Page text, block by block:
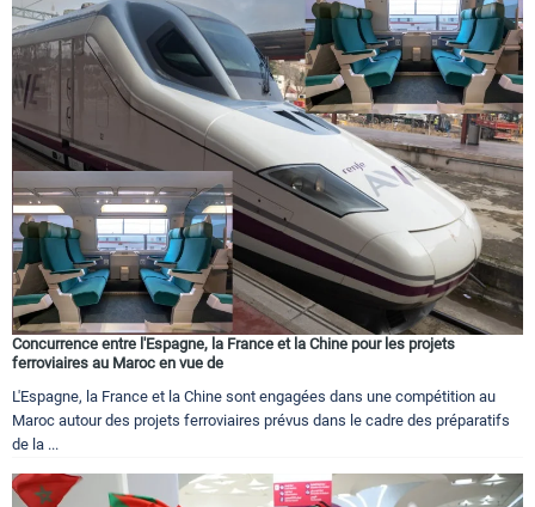
Concurrence entre l'Espagne, la France et la Chine pour les projets
ferroviaires au Maroc en vue de
L'Espagne, la France et la Chine sont engagées dans une compétition au
Maroc autour des projets ferroviaires prévus dans le cadre des préparatifs
de la ...